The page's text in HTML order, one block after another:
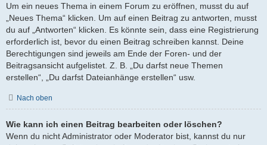
Um ein neues Thema in einem Forum zu eröffnen, musst du auf
„Neues Thema“ klicken. Um auf einen Beitrag zu antworten, musst
du auf „Antworten“ klicken. Es könnte sein, dass eine Registrierung
erforderlich ist, bevor du einen Beitrag schreiben kannst. Deine
Berechtigungen sind jeweils am Ende der Foren- und der
Beitragsansicht aufgelistet. Z. B. „Du darfst neue Themen
erstellen“, „Du darfst Dateianhänge erstellen“ usw.
Nach oben
Wie kann ich einen Beitrag bearbeiten oder löschen?
Wenn du nicht Administrator oder Moderator bist, kannst du nur